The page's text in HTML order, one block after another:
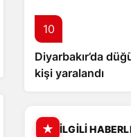
10
Diyarbakır’da
kişi yaralandı
İLGILI